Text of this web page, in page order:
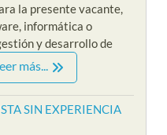
la presente vacante,
informática o
y desarrollo de
más...
SIN EXPERIENCIA